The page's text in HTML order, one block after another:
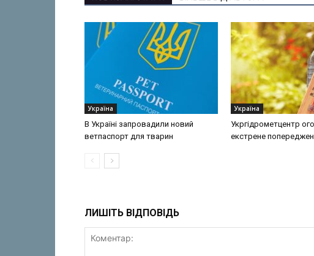
Україна
В Україні запровадили новий
ветпаспорт для тварин
Україна
Укргідрометцентр
екстрене
ЛИШІТЬ ВІДПОВІДЬ